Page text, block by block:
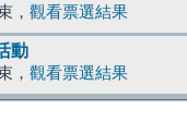
， 觀看票選結果
動
， 觀看票選結果